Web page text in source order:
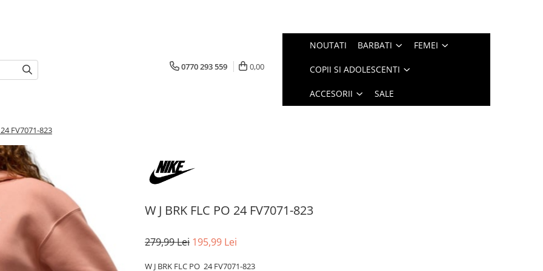
0770 293 559 0,00
NOUTATI BARBATI FEMEI
COPII SI ADOLESCENTI
ACCESORII SALE
FV7071-823
W J BRK FLC PO 24 FV7071-823
279,99 Lei 195,99 Lei
W J BRK FLC PO 24 FV7071-823